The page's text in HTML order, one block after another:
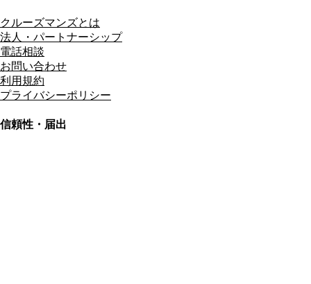
クルーズマンズとは
法人・パートナーシップ
電話相談
お問い合わせ
利用規約
プライバシーポリシー
信頼性・届出